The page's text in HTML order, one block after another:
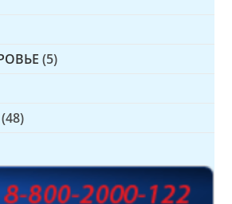
(5)
(48)